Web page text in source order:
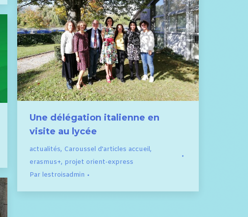
Une délégation italienne en
visite au lycée
actualités, Caroussel d'articles accueil,
erasmus+, projet orient-express
Par lestroisadmin